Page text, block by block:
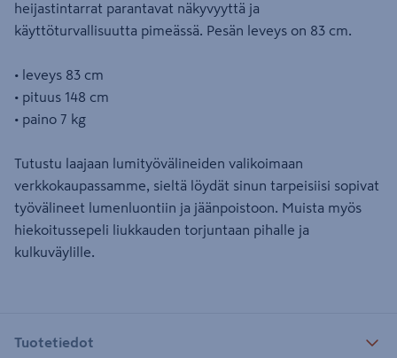
heijastintarrat parantavat näkyvyyttä ja
käyttöturvallisuutta pimeässä. Pesän leveys on 83 cm.
• leveys 83 cm
• pituus 148 cm
• paino 7 kg
Tutustu laajaan lumityövälineiden valikoimaan
verkkokaupassamme, sieltä löydät sinun tarpeisiisi sopivat
työvälineet lumenluontiin ja jäänpoistoon. Muista myös
hiekoitussepeli liukkauden torjuntaan pihalle ja
kulkuväylille.
Tuotetiedot